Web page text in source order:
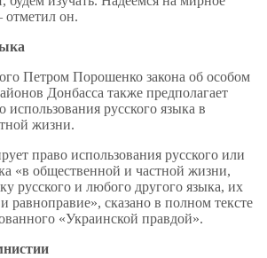
отметил он.
Петром Порошенко закона об особом
Донбасса также предполагает
использования русского языка в
жизни.
право использования русского или
«в общественной и частной жизни,
русского и любого другого языка, их
равноправие», сказано в полном тексте
«Украинской правдой».